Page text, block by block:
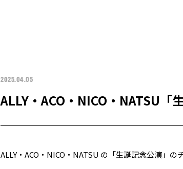
2025.04.05
ALLY・ACO・NICO・NATSU
ALLY・ACO・NICO・NATSU の「生誕記念公演」